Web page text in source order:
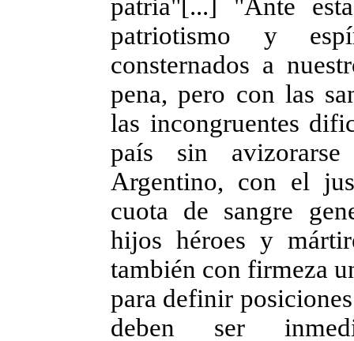
patria"[...] "Ante
patriotismo y
consternados a
pena, pero con las
las incongruentes
país sin
Argentino, con el
cuota de sangre
hijos héroes y
también con firmeza
para definir
deben ser